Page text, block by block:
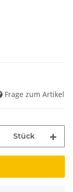
Frage zum Artikel
Stück